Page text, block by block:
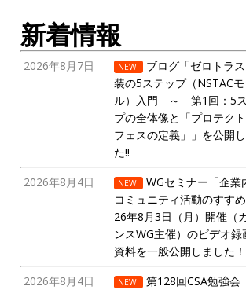
新着情報
2026年8月7日 NEW!
ブログ「ゼロトラ
装の5ステップ（NSTAC
ル）入門 ～ 第1回：5
プの全体像と「プロテク
フェスの定義」」を公開
た!!
2026年8月4日
NEW!
WGセミナー「企業
コミュニティ活動のすす
26年8月3日（月）開催（
ンスWG主催）のビデオ録
資料を一般公開しました！
2026年8月4日
NEW!
第128回CSA勉強会